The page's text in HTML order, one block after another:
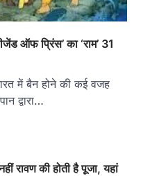
ऑफ प्रिंस’ का ‘राम’ 31
में बैन होने की कई वजह
द्वारा…
रावण की होती है पूजा, यहां